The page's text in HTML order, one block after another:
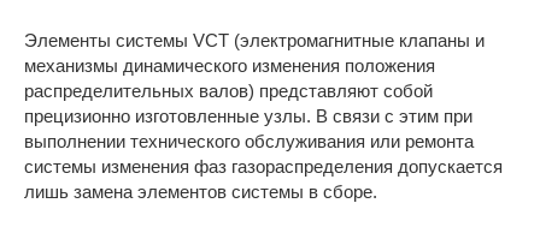
Элементы системы VCT (электромагнитные клапаны и
механизмы динамического изменения положения
распределительных валов) представляют собой
прецизионно изготовленные узлы. В связи с этим при
выполнении технического обслуживания или ремонта
системы изменения фаз газораспределения допускается
лишь замена элементов системы в сборе.